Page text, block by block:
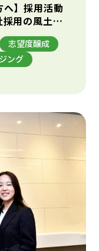
へ】採用活動
用の風土を
志望度醸成
ング